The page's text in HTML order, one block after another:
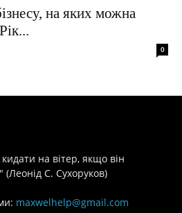
на яких можна
0
на вітер, якщо він
(Леонід С. Сухоруков)
maxwelhelp@gmail.com